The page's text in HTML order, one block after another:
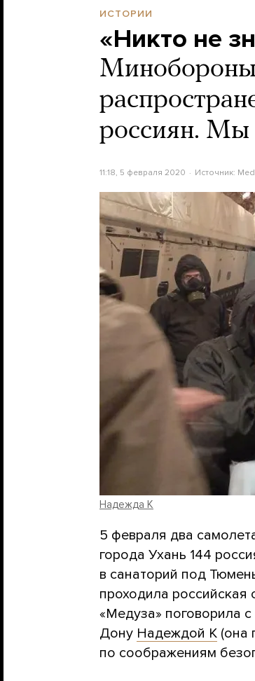
ИСТОРИИ
«Никто не
Минобороны
россиян. Мы
11:18, 5 февраля 2020 Источник:
Надежда К
5 февраля два
города Ухань 144
в санаторий под
проходила
«Медуза» поговорила
Дону Надеждой К (она
по соображениям